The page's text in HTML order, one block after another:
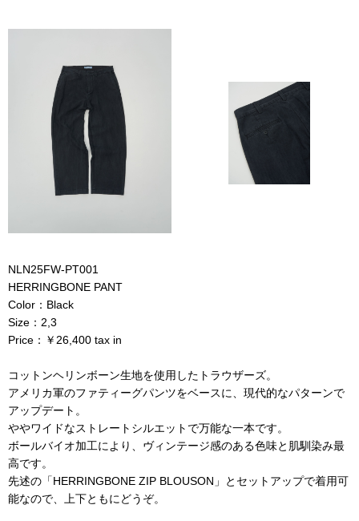
NLN25FW-PT001
HERRINGBONE PANT
Color：Black
Size：2,3
Price：￥26,400 tax in
コットンヘリンボーン生地を使用したトラウザーズ。
アメリカ軍のファティーグパンツをベースに、現代的なパターンで
アップデート。
ややワイドなストレートシルエットで万能な一本です。
ボールバイオ加工により、ヴィンテージ感のある色味と肌馴染み最
高です。
先述の「HERRINGBONE ZIP BLOUSON」とセットアップで着用可
能なので、上下ともにどうぞ。